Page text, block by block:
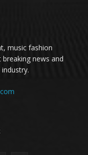
music fashion
news and